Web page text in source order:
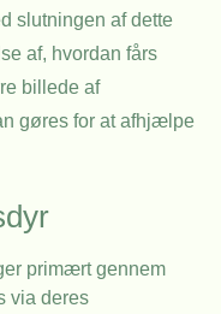
slutningen af dette
af, hvordan fårs
billede af
gøres for at afhjælpe
primært gennem
via deres